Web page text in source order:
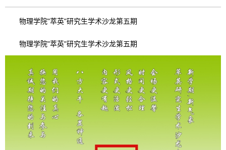
物理学院"萃英"研究生学术沙龙第五期
物理学院"萃英"研究生学术沙龙第五期